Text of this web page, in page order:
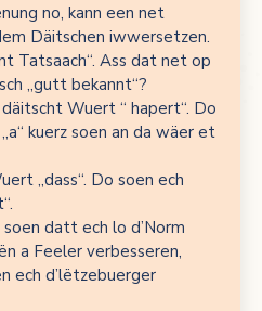
no, kann een net
Däitschen iwwersetzen.
Tatsaach“. Ass dat net op
„gutt bekannt“?
Wuert “ hapert“. Do
kuerz soen an da wäer et
„dass“. Do soen ech
datt ech lo d’Norm
a Feeler verbesseren,
ech d’lëtzebuerger